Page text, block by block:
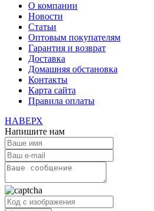
О компании
Новости
Статьи
Оптовым покупателям
Гарантия и возврат
Доставка
Домашняя обстановка
Контакты
Карта сайта
Правила оплаты
НАВЕРХ
Напишите нам